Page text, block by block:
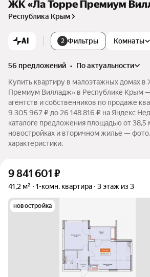
ЖК «Ла Торре Премиум
Республика Крым
AI 2 Фильтры Комнаты
56 предложений •
по актуальности
Купить квартиру в малоэтажных домах в
Премиум Вилладж» в Республике Крым
агентств и собственников по продаже
9 305 967 ₽ до 26 148 816 ₽ на Яндекс
каталоге предложения площадью от 38,5
новостройках и вторичном жилье —
характеристики.
9 841 601 ₽
41,2 м² 1-комн. квартира 3 этаж из 3
новостройка